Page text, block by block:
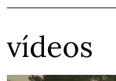
vídeos